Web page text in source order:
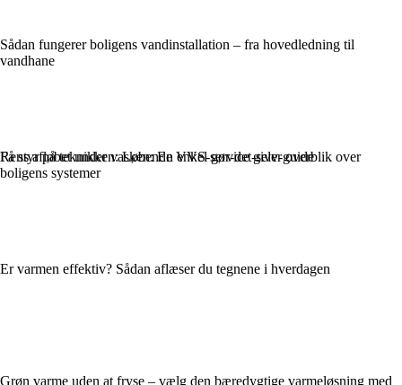
Sådan fungerer boligens vandinstallation – fra hovedledning til
vandhane
Få styr på teknikken: Løbende VVS-service giver overblik over
boligens systemer
Er varmen effektiv? Sådan aflæser du tegnene i hverdagen
Grøn varme uden at fryse – vælg den bæredygtige varmeløsning med
Rens afløbet under vasken: En enkel gør-det-selv-guide